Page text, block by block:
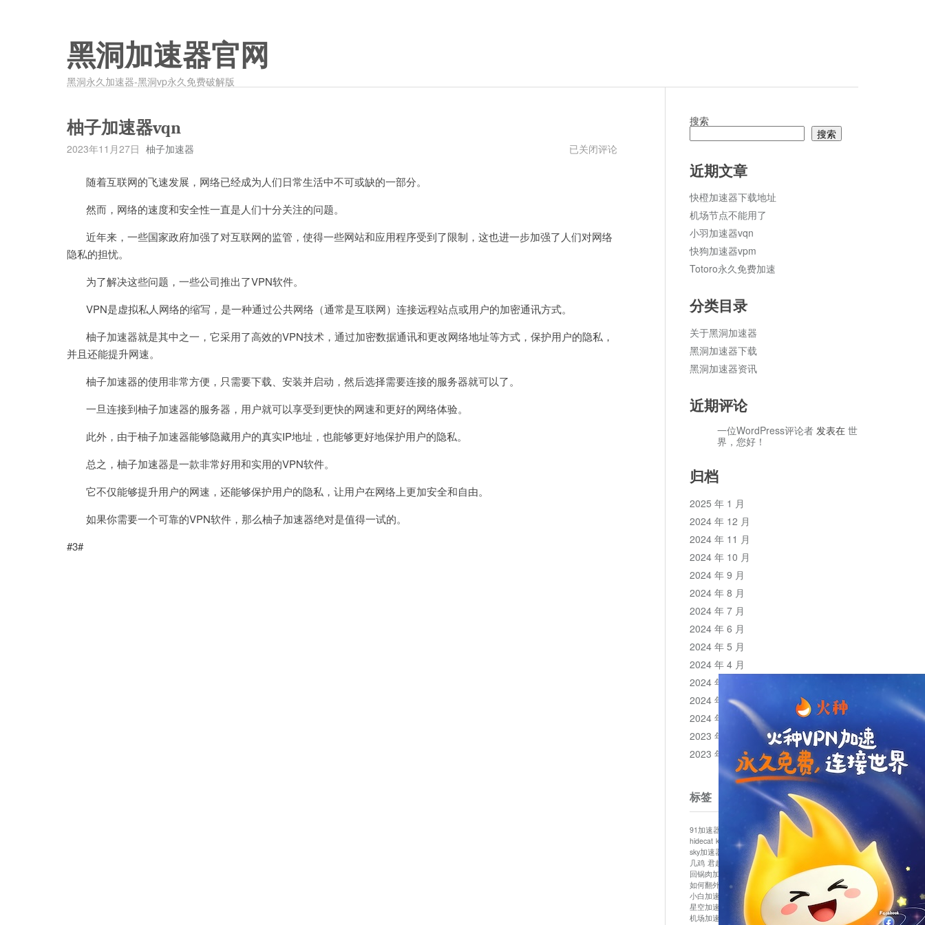
黑洞加速器官网
黑洞永久加速器-黑洞vp永久免费破解版
柚子加速器vqn
2023年11月27日 柚子加速器
柚
已关闭评论
随着互联网的飞速发展，网络已经成为人们日常生活中不可或缺的一部分。
然而，网络的速度和安全性一直是人们十分关注的问题。
近年来，一些国家政府加强了对互联网的监管，使得一些网站和应用程序受到了限制，这也进一步加强了人们对网络
隐私的担忧。
为了解决这些问题，一些公司推出了VPN软件。
VPN是虚拟私人网络的缩写，是一种通过公共网络（通常是互联网）连接远程站点或用户的加密通讯方式。
柚子加速器就是其中之一，它采用了高效的VPN技术，通过加密数据通讯和更改网络地址等方式，保护用户的隐私，
并且还能提升网速。
柚子加速器的使用非常方便，只需要下载、安装并启动，然后选择需要连接的服务器就可以了。
一旦连接到柚子加速器的服务器，用户就可以享受到更快的网速和更好的网络体验。
此外，由于柚子加速器能够隐藏用户的真实IP地址，也能够更好地保护用户的隐私。
总之，柚子加速器是一款非常好用和实用的VPN软件。
它不仅能够提升用户的网速，还能够保护用户的隐私，让用户在网络上更加安全和自由。
如果你需要一个可靠的VPN软件，那么柚子加速器绝对是值得一试的。
#3#
搜索
搜索
近期文章
快橙加速器下载地址
机场节点不能用了
小羽加速器vqn
快狗加速器vpm
Totoro永久免费加速
分类目录
关于黑洞加速器
黑洞加速器下载
黑洞加速器资讯
近期评论
一位WordPress评论者 发表在 世
界，您好！
归档
2025 年 1 月
2024 年 12 月
2024 年 11 月
2024 年 10 月
2024 年 9 月
2024 年 8 月
2024 年 7 月
2024 年 6 月
2024 年 5 月
2024 年 4 月
2024 年 3 月
2024 年 2 月
2024 年 1 月
2023 年 12 月
2023 年 11 月
标签
91加速器 bluelayer加速器
clash节点
hidecat kuai500 panda加速器
plex加速器
sky加速器
telegram加速器 中信加速器
云梯加速器
几鸡 君越加速器 哔咔漫画加速器
唐师傅加速器
回锅肉加速器
坚果加速器 壹点加速器
如何翻外墙网站 小哈vp加速器
小火箭加速器
小白加速器
布谷vp加速器 心阶云 快连
星空加速器
最新版clash安卓下载
月光加速器
机场加速器
松果云 极快加速器
梯子加速器